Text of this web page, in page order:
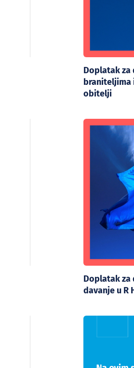
Doplatak za
braniteljima
obitelji
Doplatak za
davanje u R